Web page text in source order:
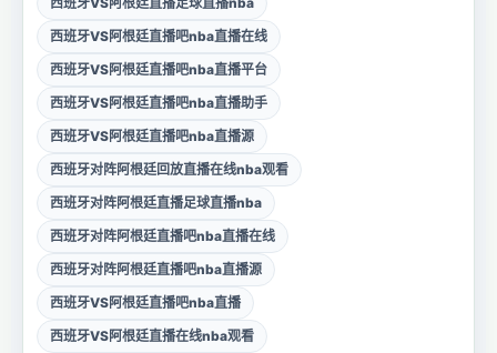
西班牙VS阿根廷直播吧nba直播在线
西班牙VS阿根廷直播吧nba直播平台
西班牙VS阿根廷直播吧nba直播助手
西班牙VS阿根廷直播吧nba直播源
西班牙对阵阿根廷回放直播在线nba观看
西班牙对阵阿根廷直播足球直播nba
西班牙对阵阿根廷直播吧nba直播在线
西班牙对阵阿根廷直播吧nba直播源
西班牙VS阿根廷直播吧nba直播
西班牙VS阿根廷直播在线nba观看